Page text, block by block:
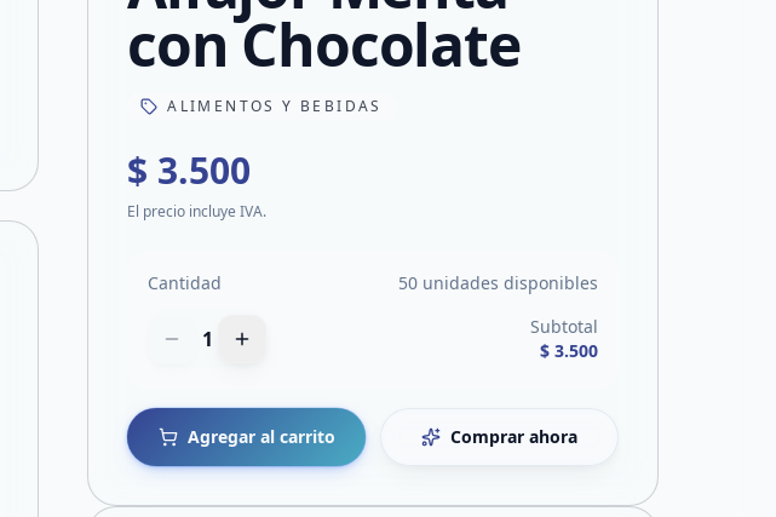
Compartir en Xcon Chocolate
ALIMENTOS Y BEBIDAS
$ 3.500
El precio incluye IVA.
Cantidad 50 unidades disponibles
1
Subtotal
$ 3.500
Agregar al carrito Comprar ahora